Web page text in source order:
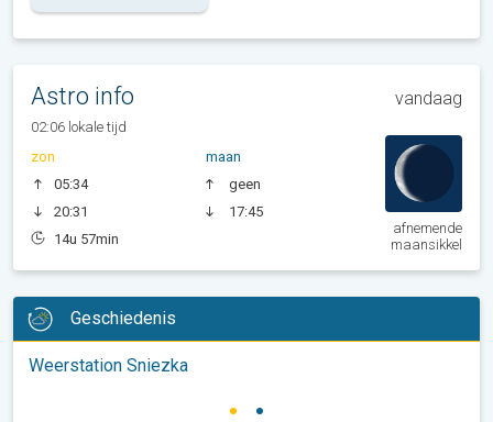
Astro info vandaag
02:06 lokale tijd
zon
05:34
20:31
14u 57min
maan
geen
17:45
afnemende
maansikkel
Geschiedenis
Weerstation Sniezka